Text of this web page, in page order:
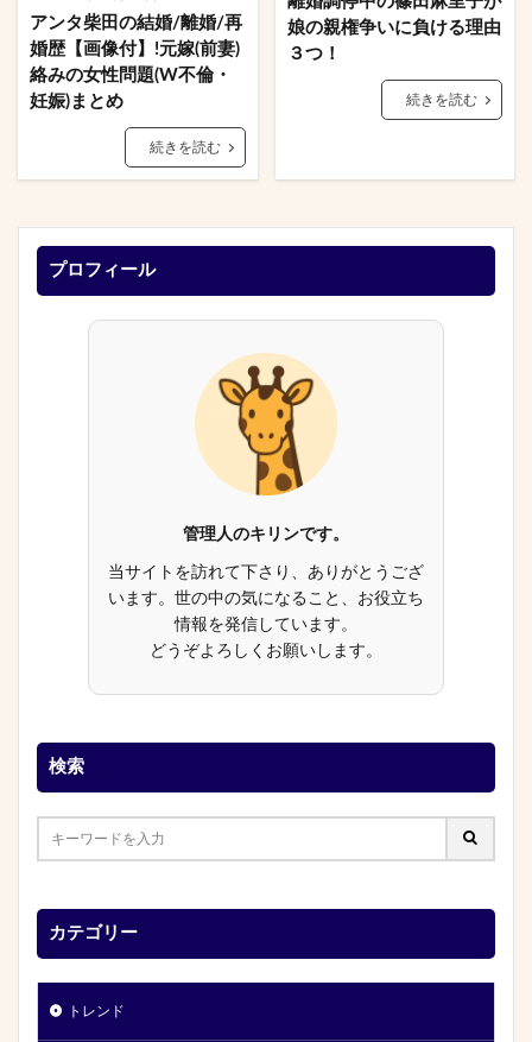
アンタ柴田の結婚/離婚/再
婚歴【画像付】!元嫁(前妻)
絡みの女性問題(W不倫・
妊娠)まとめ
続きを読む
娘の親権争いに負ける理由
３つ！
続きを読む
プロフィール
管理人のキリンです。
当サイトを訪れて下さり、ありがとうござ
います。世の中の気になること、お役立ち
情報を発信しています。
どうぞよろしくお願いします。
検索
カテゴリー
トレンド